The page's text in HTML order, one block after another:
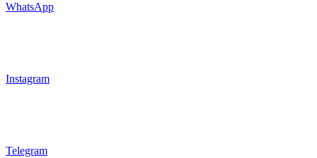
WhatsApp
Instagram
Telegram